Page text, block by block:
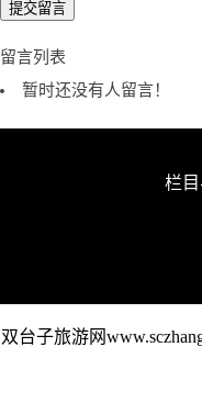
留言列表
暂时还没有人留言！
栏
双台子旅游网